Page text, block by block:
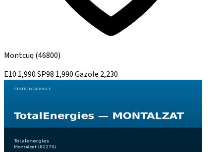
Montcuq (46800)
E10 1,990SP98 1,990Gazole 2,230